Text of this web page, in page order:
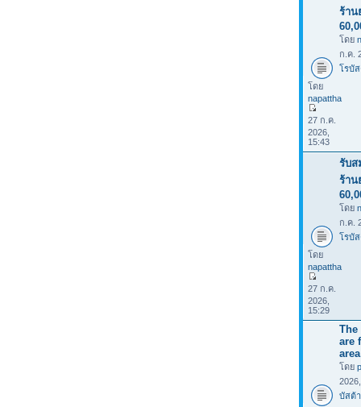
ร้าน
โดย
ก.ค.
โรบั
โดย
napattha
27 ก.ค.
2026,
15:43
รับส
ร้าน
โดย
ก.ค.
โรบั
โดย
napattha
27 ก.ค.
2026,
15:29
are
area
โดย
บัสต้า